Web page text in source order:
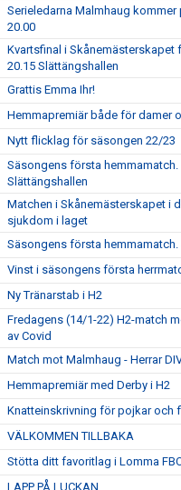
Serieledarna Malmhaug kommer
20.00
Kvartsfinal i Skånemästerskapet
20.15 Slättängshallen
Grattis Emma Ihr!
Hemmapremiär både för damer
Nytt flicklag för säsongen 22/23
Säsongens första hemmamatch.
Slättängshallen
Matchen i Skånemästerskapet i
sjukdom i laget
Säsongens första
Vinst i säsongens första
Ny Tränarstab i H2
Fredagens (14/1-22) H2-match
av Covid
Match mot Malmhaug - Herrar
Hemmapremiär med Derby i H2
Knatteinskrivning för pojkar och
VÄLKOMMEN TILLBAKA
Stötta ditt favoritlag i Lomma
LAPP PÅ LUCKAN